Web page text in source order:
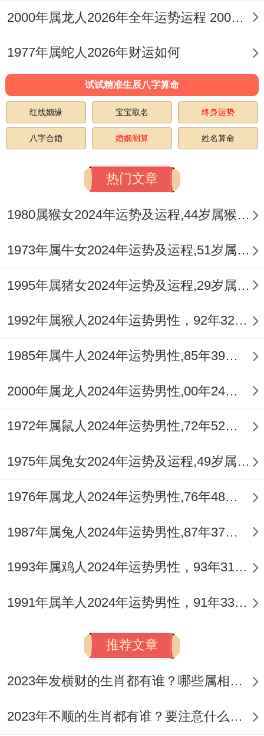
习情绪管理，理解合作与分享的真谛，佩戴
争气场，使其在人际交往中更显包容与魅
力，促进与谐。
属蛇人2026年健康安全运势
五行烈火焚金，金在身体对应呼吸为你与大
等问题，火土过燥亦作用脾胃消化，饮食宜
潜在三刑隐患，虽不全见，仍需格外防范运
动中的意外磕碰，特别是夏季与农历正月、
息，避免心火过旺造成失眠或情绪亢奋，为
犀牛为水兽，太极图调与阴阳，能以水石之
精气，制化流年过旺之火，守护平安，稳固
对于2013年出生的癸巳蛇男。其年柱天干癸
水正官与流年丙火劫财相合，此为「合官留
不服输的竞争心，那地支巳火与流年午火相
会，加剧了命局火势，使其个性表现更为鲜
学业与有益身心的活动中避免任性妄为。
依据生辰八字细微区别。若秋季出生者，金
水稍得助力，运势更为平顺；若生于夏季
者，火炎土燥更甚，则需更多关注其情绪与
2000年属龙人2026年全年运势运程 2000年属什么生肖
1977年属蛇人2026年财运如何
试试精准生辰八字算命
红线姻缘 宝宝取名 终身运势
八字合婚 婚姻测算 姓名算命
热门文章
1980属猴女2024年运势及运程,44岁属猴人2024全年每月运势女性如何
1973年属牛女2024年运势及运程,51岁属牛人2024全年每月运势女性如何
1995年属猪女2024年运势及运程,29岁属猪人2024全年每月运势女性如何
1992年属猴人2024年运势男性，92年32岁属猴男2024年每月运程怎么样
1985年属牛人2024年运势男性,85年39岁属牛男2024年每月运程怎么样
2000年属龙人2024年运势男性,00年24岁属龙男2024年每月运程怎么样
1972年属鼠人2024年运势男性,72年52岁属鼠男2024年每月运程怎么样
1975年属兔女2024年运势及运程,49岁属兔人2024全年每月运势女性如何
1976年属龙人2024年运势男性,76年48岁属龙男2024年每月运程怎么样
1987年属兔人2024年运势男性,87年37岁属兔男2024年每月运程怎么样
1993年属鸡人2024年运势男性，93年31岁属鸡男2024年每月运程怎么样
1991年属羊人2024年运势男性，91年33岁属羊男2024年每月运程怎么样
推荐文章
2023年发横财的生肖都有谁？哪些属相财运旺盛？
2023年不顺的生肖都有谁？要注意什么呢？